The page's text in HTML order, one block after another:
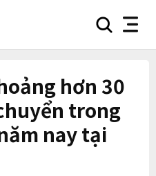
searchnav
hơn 30
trong
nay tại